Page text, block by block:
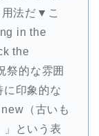
法だ▼こ
in the
the
祭的な雰囲
印象的な
（古いも
という表